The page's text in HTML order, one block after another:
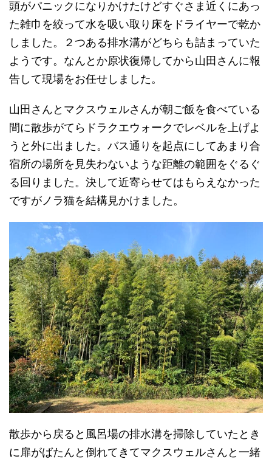
頭がパニックになりかけたけどすぐさま近くにあっ
た雑巾を絞って水を吸い取り床をドライヤーで乾か
しました。２つある排水溝がどちらも詰まっていた
ようです。なんとか原状復帰してから山田さんに報
告して現場をお任せしました。
山田さんとマクスウェルさんが朝ご飯を食べている
間に散歩がてらドラクエウォークでレベルを上げよ
うと外に出ました。バス通りを起点にしてあまり合
宿所の場所を見失わないような距離の範囲をぐるぐ
る回りました。決して近寄らせてはもらえなかった
ですがノラ猫を結構見かけました。
散歩から戻ると風呂場の排水溝を掃除していたとき
に扉がばたんと倒れてきてマクスウェルさんと一緒